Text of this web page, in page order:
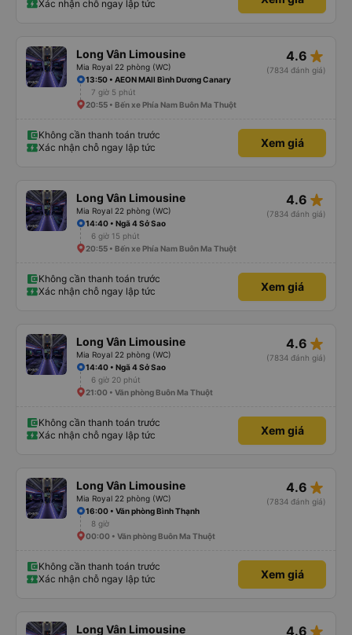
Xác nhận chỗ ngay lập tức
Long Vân Limousine
Mia Royal 22 phòng (WC)
4.6 star_rate
(7834 đánh giá)
13:50 • AEON MAll Bình Dương Canary
7 giờ 5 phút
20:55 • Bến xe Phía Nam Buôn Ma Thuột
Không cần thanh toán trước
Xác nhận chỗ ngay lập tức
Xem giá
Long Vân Limousine
Mia Royal 22 phòng (WC)
4.6 star_rate
(7834 đánh giá)
14:40 • Ngã 4 Sở Sao
6 giờ 15 phút
20:55 • Bến xe Phía Nam Buôn Ma Thuột
Không cần thanh toán trước
Xác nhận chỗ ngay lập tức
Xem giá
Long Vân Limousine
Mia Royal 22 phòng (WC)
4.6 star_rate
(7834 đánh giá)
14:40 • Ngã 4 Sở Sao
6 giờ 20 phút
21:00 • Văn phòng Buôn Ma Thuột
Không cần thanh toán trước
Xác nhận chỗ ngay lập tức
Xem giá
Long Vân Limousine
Mia Royal 22 phòng (WC)
4.6 star_rate
(7834 đánh giá)
16:00 • Văn phòng Bình Thạnh
8 giờ
00:00 • Văn phòng Buôn Ma Thuột
Không cần thanh toán trước
Xác nhận chỗ ngay lập tức
Xem giá
Long Vân Limousine 4.6 star_rate